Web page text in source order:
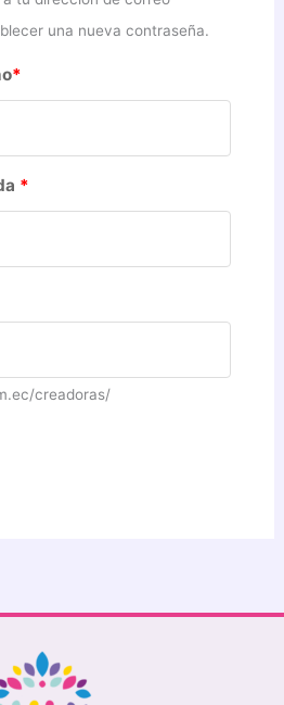
una nueva contraseña.
*
*
creadoras/